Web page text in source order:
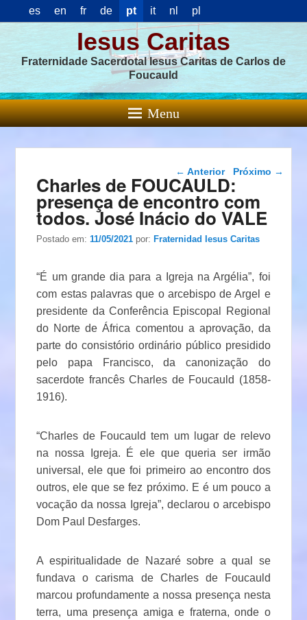
es en fr de pt it nl pl
Iesus Caritas
Fraternidade Sacerdotal Iesus Caritas de Carlos de
Foucauld
Menu
Navegação das
postagens
← Anterior Próximo →
Charles de FOUCAULD:
presença de encontro com
todos. José Inácio do VALE
Postado em:11/05/2021 por:Fraternidad Iesus Caritas
“É um grande dia para a Igreja na Argélia”, foi
com estas palavras que o arcebispo de Argel e
presidente da Conferência Episcopal Regional
do Norte de África comentou a aprovação, da
parte do consistório ordinário público presidido
pelo papa Francisco, da canonização do
sacerdote francês Charles de Foucauld (1858-
1916).
“Charles de Foucauld tem um lugar de relevo
na nossa Igreja. É ele que queria ser irmão
universal, ele que foi primeiro ao encontro dos
outros, ele que se fez próximo. E é um pouco a
vocação da nossa Igreja”, declarou o arcebispo
Dom Paul Desfarges.
A espiritualidade de Nazaré sobre a qual se
fundava o carisma de Charles de Foucauld
marcou profundamente a nossa presença nesta
terra, uma presença amiga e fraterna, onde o